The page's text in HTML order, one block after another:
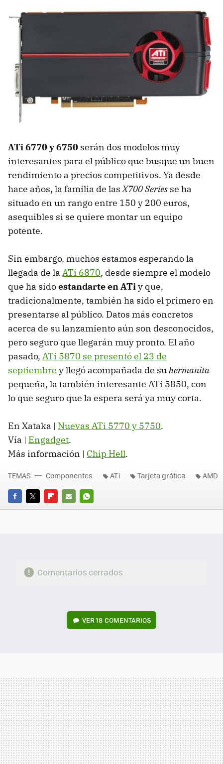
ATi 6770 y 6750 serán dos modelos muy
interesantes para el público que busque un buen
rendimiento a precios competitivos. Ya desde
hace años, la familia de las X700 Series se ha
situado en un rango entre 150 y 200 euros,
asequibles si se quiere montar un equipo
potente.
Sin embargo, muchos estamos esperando la
llegada de la ATi 6870, desde siempre el modelo
que ha sidoestandarte en ATi y que,
tradicionalmente, también ha sido el primero en
presentarse al público. Datos más concretos
acerca de su lanzamiento aún son desconocidos,
pero seguro que llegarán muy pronto. El año
pasado, ATi 5870 se presentó el 23 de
septiembre y llegó acompañada de suhermanita
pequeña, la también interesante ATi 5850, con
lo que seguro que la espera será ya muy corta.
En Xataka | Nuevas ATi 5770 y 5750.
Vía | Engadget.
Más información | Chip Hell.
FACEBOOK
TWITTERFLIPBOARD
E-
WHATSAPP
TEMAS Componentes ATi Tarjeta gráfica AMD
Comentarios cerrados
VER 18 COMENTARIOS